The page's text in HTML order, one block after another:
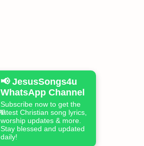
📢 JesusSongs4u
WhatsApp Channel
Subscribe now to get the
latest Christian song lyrics,
worship updates & more.
Stay blessed and updated
daily!